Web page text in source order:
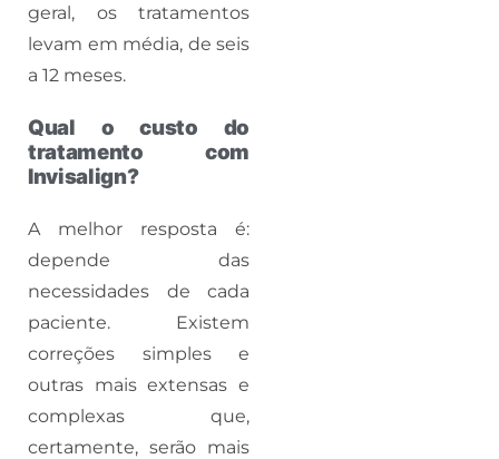
geral, os tratamentos
levam em média, de seis
a 12 meses.
Qual o custo do
tratamento com
Invisalign?
A melhor resposta é:
depende das
necessidades de cada
paciente. Existem
correções simples e
outras mais extensas e
complexas que,
certamente, serão mais